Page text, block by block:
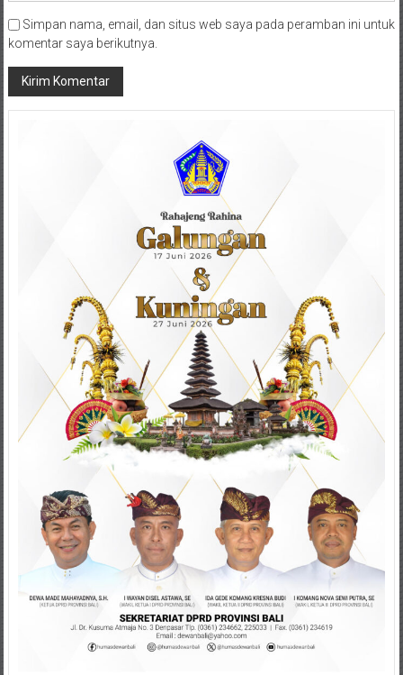
Simpan nama, email, dan situs web saya pada peramban ini untuk
komentar saya berikutnya.